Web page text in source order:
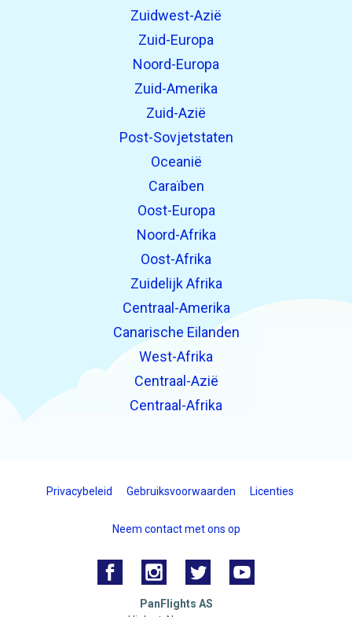
Zuidwest-Azië
Zuid-Europa
Noord-Europa
Zuid-Amerika
Zuid-Azië
Post-Sovjetstaten
Oceanië
Caraïben
Oost-Europa
Noord-Afrika
Oost-Afrika
Zuidelijk Afrika
Centraal-Amerika
Canarische Eilanden
West-Afrika
Centraal-Azië
Centraal-Afrika
Privacybeleid Gebruiksvoorwaarden Licenties
Neem contact met ons op
PanFlights AS